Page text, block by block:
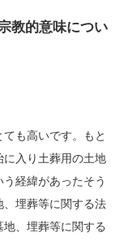
教的意味につい
も高いです。もと
に入り土葬用の土地
経緯があったそう
埋葬等に関する法
、埋葬等に関する